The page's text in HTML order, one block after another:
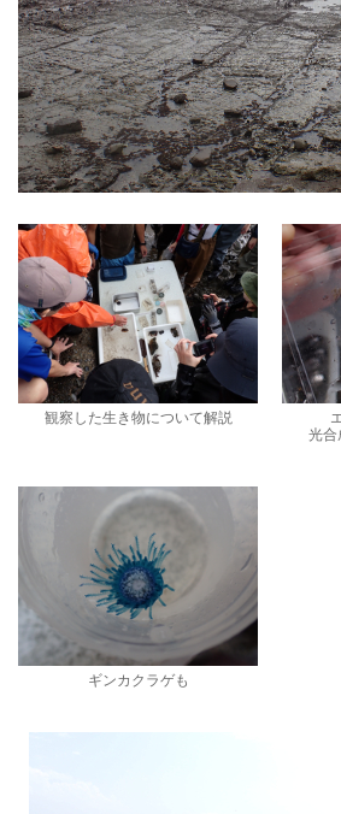
観察した生き物について解説
光合
ギンカクラゲも